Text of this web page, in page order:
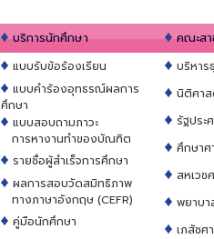
บริการนักศึกษา คณะสา
แบบรับข้อร้องเรียน
แบบคำร้องอุทธรณ์ผลการ
ศึกษา
แบบสอบถามภาวะ
การหางานทำของบัณฑิต
รายชื่อผู้สำเร็จการศึกษา
ผลการสอบวัดสมิทธิภาพ
ทางภาษาอังกฤษ (CEFR)
คู่มือนักศึกษา
บริหาร
นิติศา
รัฐประ
ศึกษา
สหเวช
พยาบ
เภสัชศ